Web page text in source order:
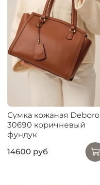
Сумка кожаная Deboro
30690 коричневый
фундук
14600 руб